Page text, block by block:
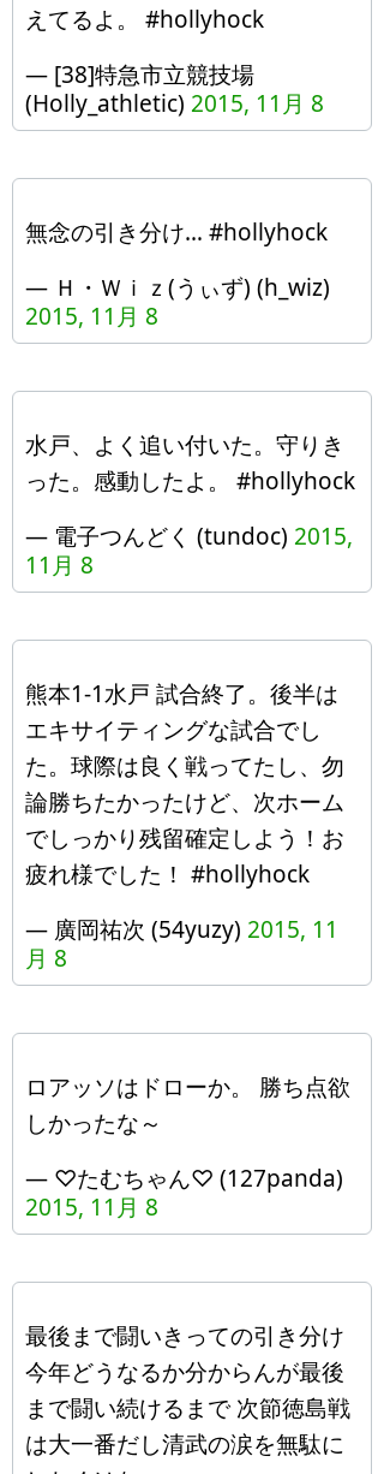
えてるよ。 #hollyhock
— [38]特急市立競技場
(Holly_athletic) 2015, 11月 8
無念の引き分け… #hollyhock
— Ｈ・Ｗｉｚ(うぃず) (h_wiz)
2015, 11月 8
水戸、よく追い付いた。守りき
った。感動したよ。 #hollyhock
— 電子つんどく (tundoc) 2015,
11月 8
熊本1-1水戸 試合終了。後半は
エキサイティングな試合でし
た。球際は良く戦ってたし、勿
論勝ちたかったけど、次ホーム
でしっかり残留確定しよう！お
疲れ様でした！ #hollyhock
— 廣岡祐次 (54yuzy) 2015, 11
月 8
ロアッソはドローか。 勝ち点欲
しかったな～
— ♡たむちゃん♡ (127panda)
2015, 11月 8
最後まで闘いきっての引き分け
今年どうなるか分からんが最後
まで闘い続けるまで 次節徳島戦
は大一番だし清武の涙を無駄に